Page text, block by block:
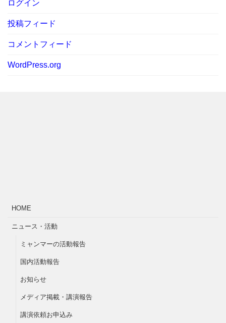
ログイン
投稿フィード
コメントフィード
WordPress.org
HOME
ニュース・活動
ミャンマーの活動報告
国内活動報告
お知らせ
メディア掲載・講演報告
講演依頼お申込み